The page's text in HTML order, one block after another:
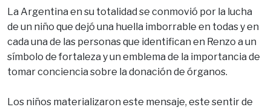
La Argentina en su totalidad se conmovió por la lucha
de un niño que dejó una huella imborrable en todas y en
cada una de las personas que identifican en Renzo a un
símbolo de fortaleza y un emblema de la importancia de
tomar conciencia sobre la donación de órganos.
Los niños materializaron este mensaje, este sentir de